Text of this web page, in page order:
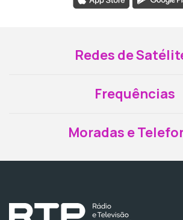
Redes de
Frequências
Moradas e